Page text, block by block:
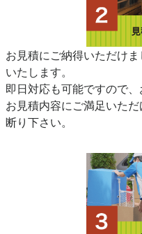
お見積にご納得いただけ
いたします。
即日対応も可能ですので、
お見積内容にご満足いた
断り下さい。